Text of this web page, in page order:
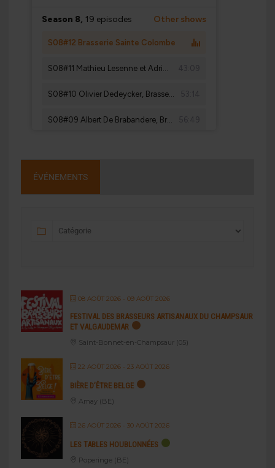
ÉVÉNEMENTS
08 AOÛT 2026- 09 AOÛT 2026
FESTIVAL DES BRASSEURS ARTISANAUX DU CHAMPSAUR
ET VALGAUDEMAR
Saint-Bonnet-en-Champsaur (05)
22 AOÛT 2026- 23 AOÛT 2026
BIÈRE D’ÊTRE BELGE
Amay (BE)
26 AOÛT 2026- 30 AOÛT 2026
LES TABLES HOUBLONNÉES
Poperinge (BE)